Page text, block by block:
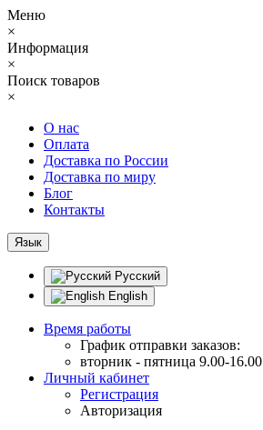
Меню
×
Информация
×
Поиск товаров
×
О нас
Оплата
Доставка по России
Доставка по миру
Блог
Контакты
Язык
Русский
English
Время работы
График отправки заказов:
вторник - пятница 9.00-16.00
Личный кабинет
Регистрация
Авторизация